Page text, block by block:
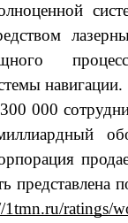
навигации.
000
представлена
1tmn.ru/ratings/